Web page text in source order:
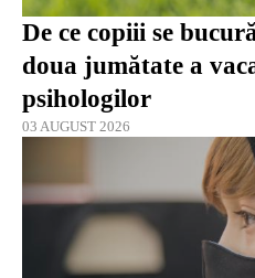
De ce copiii se
doua jumătate a
psihologilor
03 AUGUST 2026